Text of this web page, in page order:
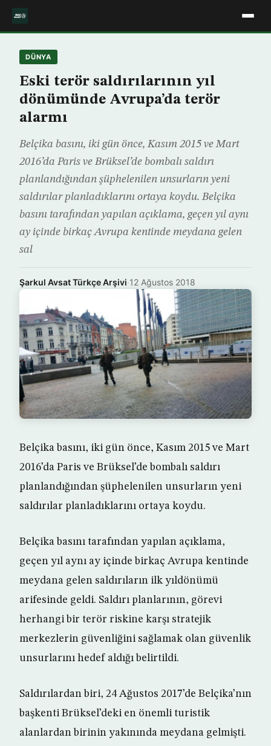
DÜNYA
Eski terör saldırılarının yıl
dönümünde Avrupa’da terör
alarmı
Belçika basını, iki gün önce, Kasım 2015 ve Mart
2016’da Paris ve Brüksel’de bombalı saldırı
planlandığından şüphelenilen unsurların yeni
saldırılar planladıklarını ortaya koydu. Belçika
basını tarafından yapılan açıklama, geçen yıl aynı
ay içinde birkaç Avrupa kentinde meydana gelen
sal
Şarkul Avsat Türkçe Arşivi·12 Ağustos 2018
Belçika basını, iki gün önce, Kasım 2015 ve Mart
2016’da Paris ve Brüksel’de bombalı saldırı
planlandığından şüphelenilen unsurların yeni
saldırılar planladıklarını ortaya koydu.
Belçika basını tarafından yapılan açıklama,
geçen yıl aynı ay içinde birkaç Avrupa kentinde
meydana gelen saldırıların ilk yıldönümü
arifesinde geldi. Saldırı planlarının, görevi
herhangi bir terör riskine karşı stratejik
merkezlerin güvenliğini sağlamak olan güvenlik
unsurlarını hedef aldığı belirtildi.
Saldırılardan biri, 24 Ağustos 2017’de Belçika’nın
başkenti Brüksel’deki en önemli turistik
alanlardan birinin yakınında meydana gelmişti.